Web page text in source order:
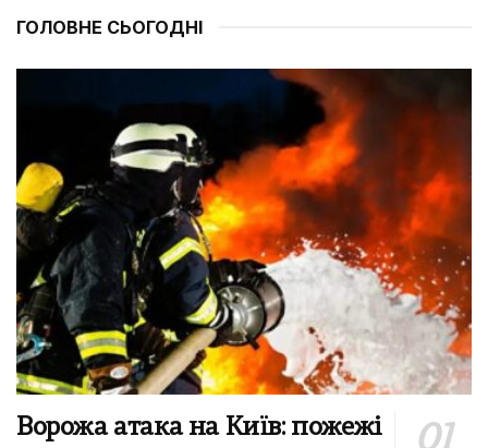
ГОЛОВНЕ СЬОГОДНІ
Ворожа атака на Київ: пожежі